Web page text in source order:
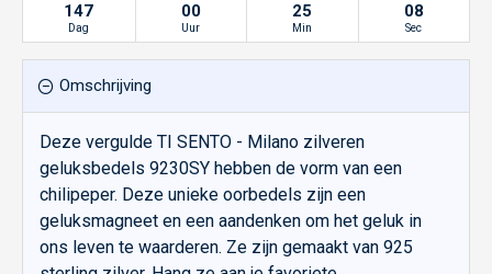
Omschrijving
Deze vergulde TI SENTO - Milano zilveren
geluksbedels 9230SY hebben de vorm van een
chilipeper. Deze unieke oorbedels zijn een
geluksmagneet en een aandenken om het geluk in
ons leven te waarderen. Ze zijn gemaakt van 925
147
Dag
00
Uur
25
Min
08
Sec